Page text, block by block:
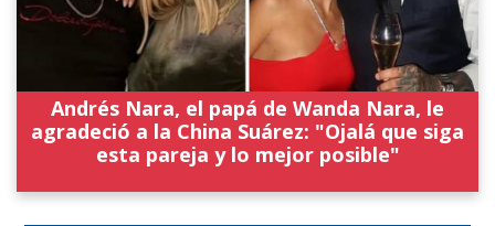
Andrés Nara, el papá de Wanda Nara, le
agradeció a la China Suárez: "Ojalá que siga
esta pareja y lo mejor posible"